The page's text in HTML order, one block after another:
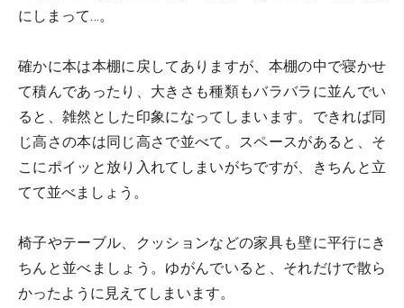
にしまって…。
確かに本は本棚に戻してありますが、本棚の中で寝かせ
て積んであったり、大きさも種類もバラバラに並んでい
ると、雑然とした印象になってしまいます。できれば同
じ高さの本は同じ高さで並べて。スペースがあると、そ
こにポイッと放り入れてしまいがちですが、きちんと立
てて並べましょう。
椅子やテーブル、クッションなどの家具も壁に平行にき
ちんと並べましょう。ゆがんでいると、それだけで散ら
かったように見えてしまいます。